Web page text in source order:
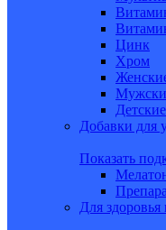
Цинк
Хром
Детские
Добавки для
Показать
Для здоровья